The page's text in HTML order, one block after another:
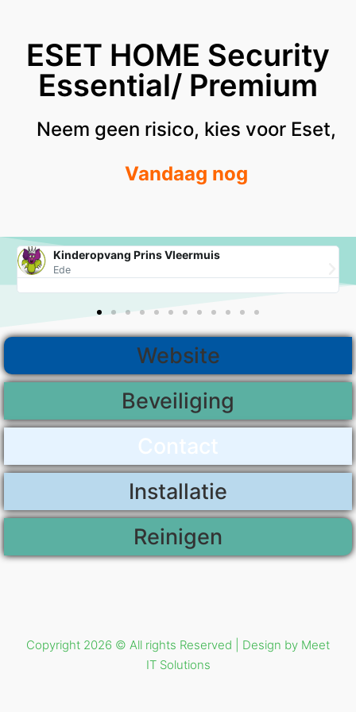
ESET HOME Security
Essential/ Premium
Neem geen risico, kies voor Eset,
Vandaag nog
Kinderopvang Prins Vleermuis
Ede
Website
Beveiliging
Contact
Installatie
Reinigen
Copyright 2026 © All rights Reserved | Design by Meet
IT Solutions